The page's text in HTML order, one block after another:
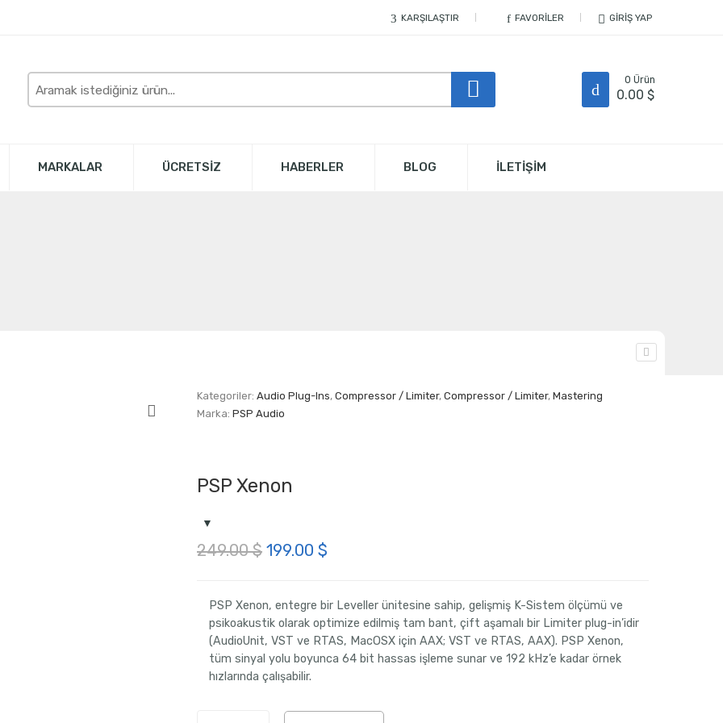
KARŞILAŞTIR FAVORILER GIRIŞ YAP
Burada
arayın
0 Ürün
0.00$
MARKALAR ÜCRETSİZ HABERLER BLOG İLETİŞİM
Kategoriler: Audio Plug-Ins, Compressor / Limiter, Compressor / Limiter, Mastering
Marka: PSP Audio
PSP Xenon
249.00$ Orijinal
249.00 $.
199.00 $
fiyat:
199.00 $.
PSP Xenon, entegre bir Leveller ünitesine sahip, gelişmiş K-Sistem ölçümü ve
psikoakustik olarak optimize edilmiş tam bant, çift aşamalı bir Limiter plug-in’idir
(AudioUnit, VST ve RTAS, MacOSX için AAX; VST ve RTAS, AAX). PSP Xenon,
tüm sinyal yolu boyunca 64 bit hassas işleme sunar ve 192 kHz’e kadar örnek
hızlarında çalışabilir.